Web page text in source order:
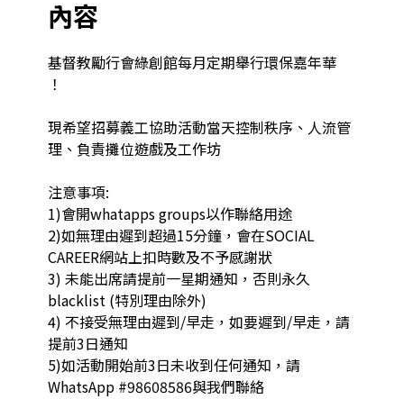
內容
基督教勵行會綠創館每月定期舉行環保嘉年華
！
現希望招募義工協助活動當天控制秩序、人流管
理、負責攤位遊戲及工作坊
注意事項:
1)會開whatapps groups以作聯絡用途
2)如無理由遲到超過15分鐘，會在SOCIAL
CAREER網站上扣時數及不予感謝狀
3) 未能出席請提前一星期通知，否則永久
blacklist (特別理由除外)
4) 不接受無理由遲到/早走，如要遲到/早走，請
提前3日通知
5)如活動開始前3日未收到任何通知，請
WhatsApp #98608586與我們聯絡